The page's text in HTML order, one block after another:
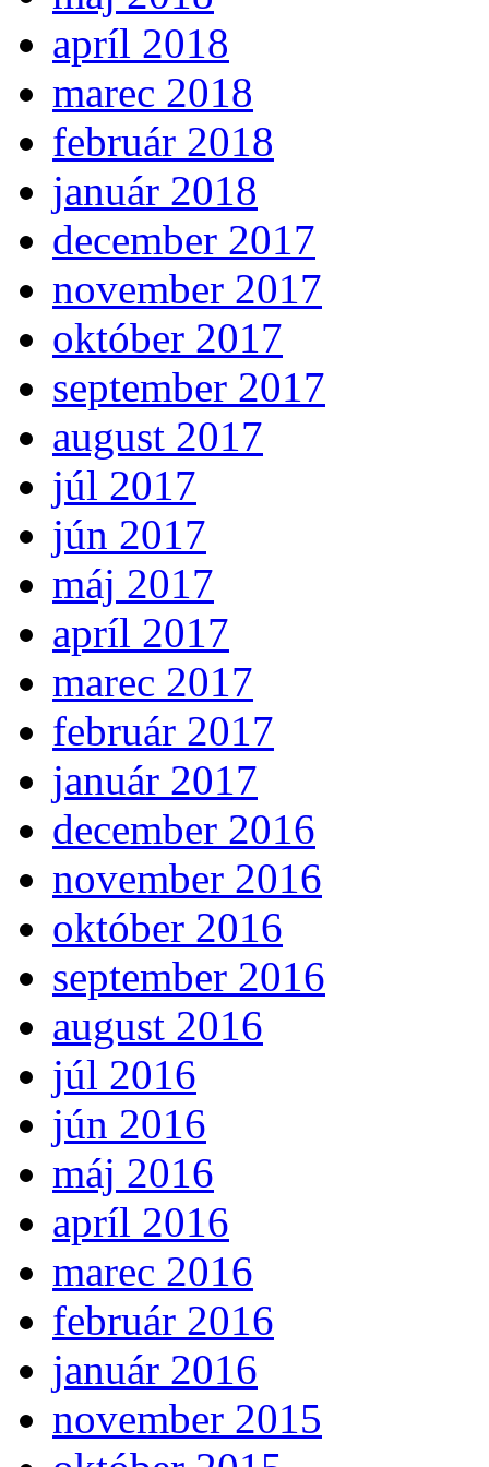
apríl 2018
marec 2018
február 2018
január 2018
december 2017
november 2017
október 2017
september 2017
august 2017
júl 2017
jún 2017
máj 2017
apríl 2017
marec 2017
február 2017
január 2017
december 2016
november 2016
október 2016
september 2016
august 2016
júl 2016
jún 2016
máj 2016
apríl 2016
marec 2016
február 2016
január 2016
november 2015